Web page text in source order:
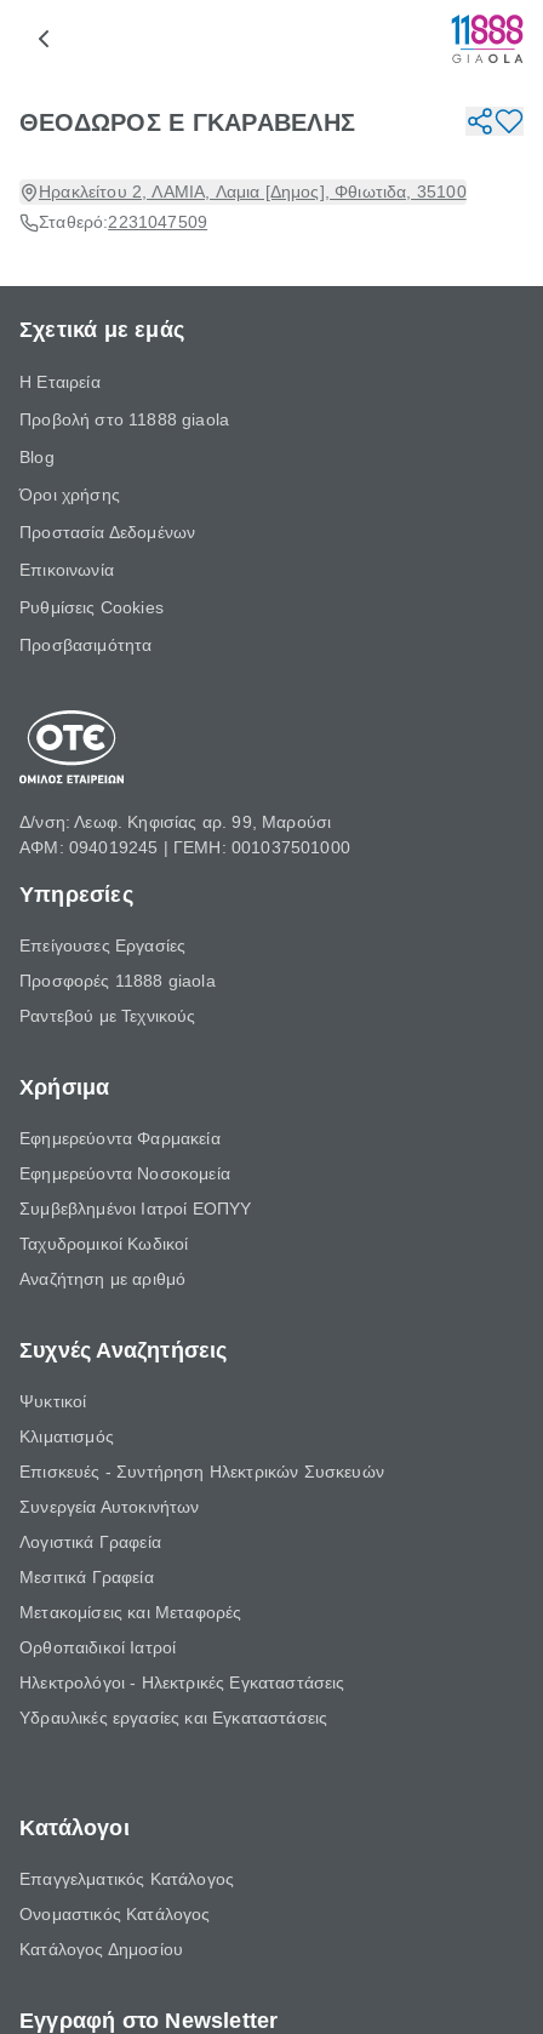
ΘΕΟΔΩΡΟΣ Ε ΓΚΑΡΑΒΕΛΗΣ
Ηρακλείτου 2, ΛΑΜΙΑ, Λαμια [Δημος], Φθιωτιδα, 35100
Σταθερό:2231047509
Σχετικά με εμάς
Η Εταιρεία
Προβολή στο 11888 giaola
Blog
Όροι χρήσης
Προστασία Δεδομένων
Επικοινωνία
Ρυθμίσεις Cookies
Προσβασιμότητα
Δ/νση: Λεωφ. Κηφισίας αρ. 99, Μαρούσι
ΑΦΜ: 094019245 | ΓΕΜΗ: 001037501000
Υπηρεσίες
Επείγουσες Εργασίες
Προσφορές 11888 giaola
Ραντεβού με Τεχνικούς
Χρήσιμα
Εφημερεύοντα Φαρμακεία
Εφημερεύοντα Νοσοκομεία
Συμβεβλημένοι Ιατροί ΕΟΠΥΥ
Ταχυδρομικοί Κωδικοί
Αναζήτηση με αριθμό
Συχνές Αναζητήσεις
Ψυκτικοί
Κλιματισμός
Επισκευές - Συντήρηση Ηλεκτρικών Συσκευών
Συνεργεία Αυτοκινήτων
Λογιστικά Γραφεία
Μεσιτικά Γραφεία
Μετακομίσεις και Μεταφορές
Ορθοπαιδικοί Ιατροί
Ηλεκτρολόγοι - Ηλεκτρικές Εγκαταστάσεις
Υδραυλικές εργασίες και Εγκαταστάσεις
Κατάλογοι
Επαγγελματικός Κατάλογος
Ονομαστικός Κατάλογος
Κατάλογος Δημοσίου
Εγγραφή στο Newsletter